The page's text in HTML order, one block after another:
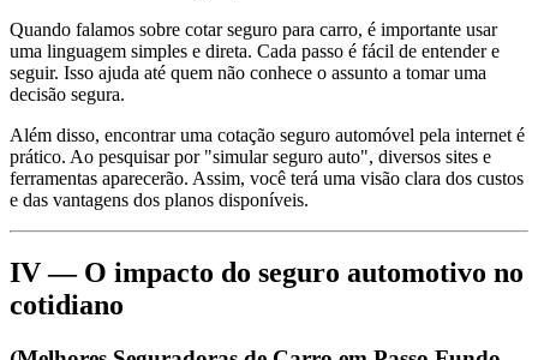
Quando falamos sobre cotar seguro para carro, é importante usar
uma linguagem simples e direta. Cada passo é fácil de entender e
seguir. Isso ajuda até quem não conhece o assunto a tomar uma
decisão segura.
Além disso, encontrar uma cotação seguro automóvel pela internet é
prático. Ao pesquisar por "simular seguro auto", diversos sites e
ferramentas aparecerão. Assim, você terá uma visão clara dos custos
e das vantagens dos planos disponíveis.
IV — O impacto do seguro automotivo no
cotidiano